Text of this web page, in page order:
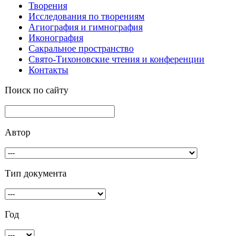
Творения
Исследования по творениям
Агиография и гимнография
Иконография
Сакральное пространство
Свято-Тихоновские чтения и конференции
Контакты
Поиск по сайту
Автор
Тип документа
Год